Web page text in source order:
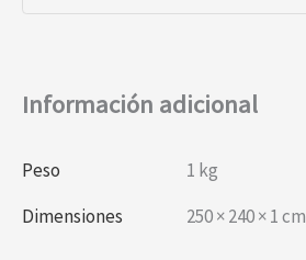
Información adicional
Peso
1 kg
Dimensiones
250 × 240 × 1 cm